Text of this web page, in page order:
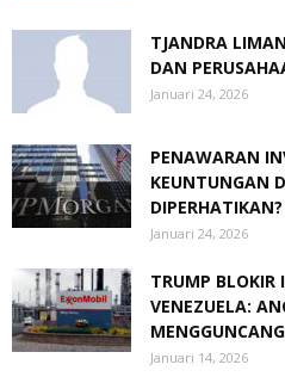
TJANDRA
DAN
Januari 24, 2026
PENAWARAN
KEUNTUNGAN
DIPERHATIKAN?
Januari 24, 2026
TRUMP BLOKIR
VENEZUELA:
Januari 14, 2026